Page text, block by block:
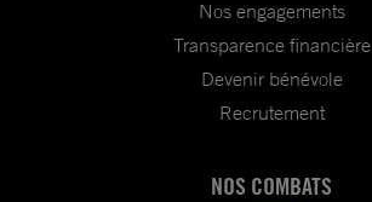
Nos engagements
Transparence financière
Devenir bénévole
Recrutement
NOS COMBATS